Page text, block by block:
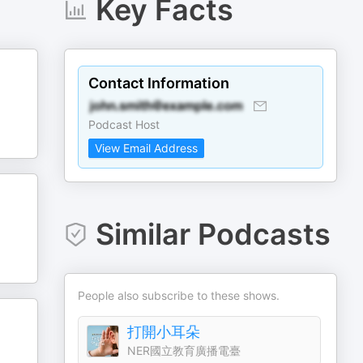
Key Facts
Contact Information
Podcast Host
View Email Address
Similar Podcasts
People also subscribe to these shows.
打開小耳朵
NER國立教育廣播電臺